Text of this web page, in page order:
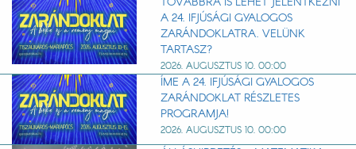
A 24. IFJÚSÁGI GYALOGOS
ZARÁNDOKLATRA. VELÜNK
TARTASZ?
2026. AUGUSZTUS 10. 00:00
ÍME A 24. IFJÚSÁGI GYALOGOS
ZARÁNDOKLAT RÉSZLETES
PROGRAMJA!
2026. AUGUSZTUS 10. 00:00